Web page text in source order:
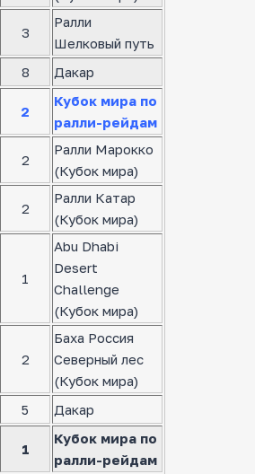
3
Ралли
Шелковый путь
8
Дакар
2
Кубок мира по
ралли-рейдам
2
Ралли Марокко
(Кубок мира)
2
Ралли Катар
(Кубок мира)
1
Abu Dhabi
Desert
Challenge
(Кубок мира)
2
Баха Россия
Северный лес
(Кубок мира)
5
Дакар
1
Кубок мира по
ралли-рейдам